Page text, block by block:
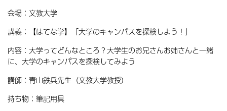
会場：文教大学
講義：【はてな学】
「大学のキャンパスを探検しよう！」
内容：大学ってどんなところ？大学生のお兄さんお姉さんと一緒
に、大学のキャンパスを探検してみよう
講師：青山鉄兵先生（文教大学教授）
持ち物：筆記用具